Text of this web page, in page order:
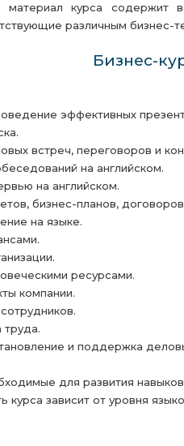
материал курса содержит
различным бизнес-
Бизнес-
эффективных
встреч, переговоров и
на английском.
на английском.
бизнес-планов,
на языке.
ресурсами.
компании.
труда.
и поддержка
для развития
курса зависит от уровня